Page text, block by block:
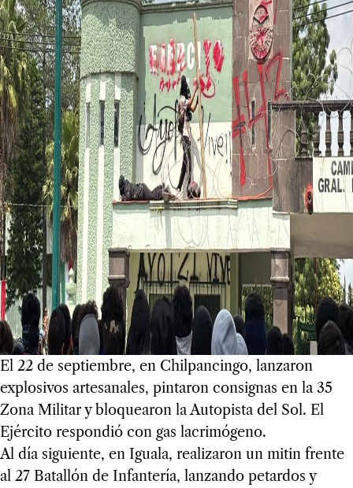
El 22 de septiembre, en Chilpancingo, lanzaron
explosivos artesanales, pintaron consignas en la 35
Zona Militar y bloquearon la Autopista del Sol. El
Ejército respondió con gas lacrimógeno.
Al día siguiente, en Iguala, realizaron un mitin frente
al 27 Batallón de Infantería, lanzando petardos y